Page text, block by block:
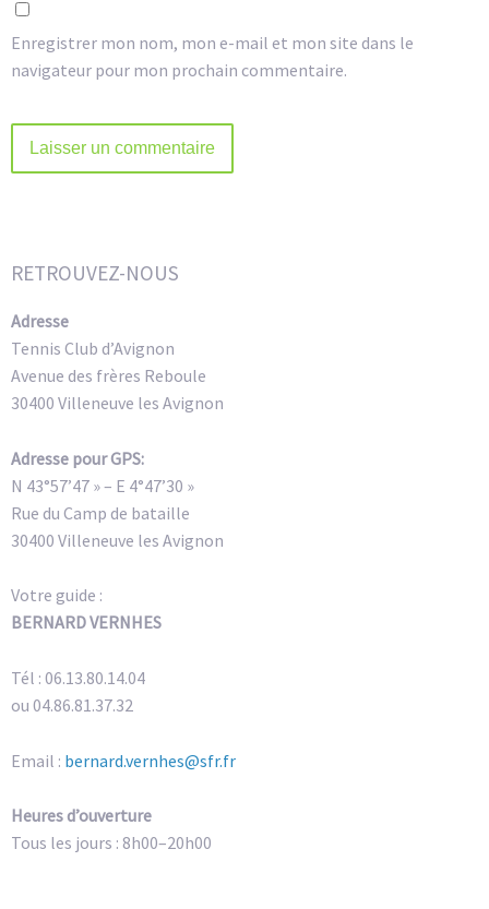
Enregistrer mon nom, mon e-mail et mon site dans le
navigateur pour mon prochain commentaire.
RETROUVEZ-NOUS
Adresse
Tennis Club d’Avignon
Avenue des frères Reboule
30400 Villeneuve les Avignon
Adresse pour GPS:
N 43°57’47 » – E 4°47’30 »
Rue du Camp de bataille
30400 Villeneuve les Avignon
Votre guide :
BERNARD VERNHES
Tél : 06.13.80.14.04
ou 04.86.81.37.32
Email : bernard.vernhes@sfr.fr
Heures d’ouverture
Tous les jours : 8h00–20h00